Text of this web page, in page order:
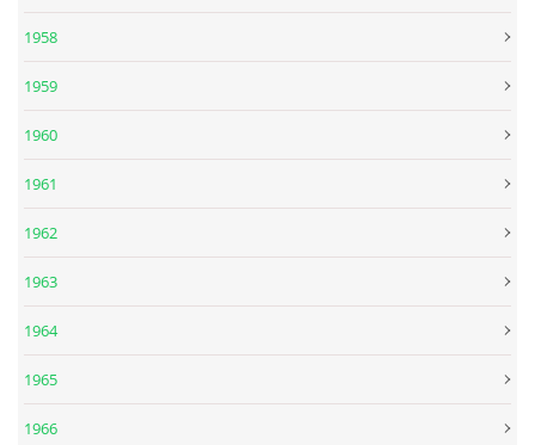
DISKOGRAFIE - EP
DISKOGRAFIE - EP III
DISKOGRAFIE - ALBA JINÁ
1958
1959
1960
1961
1962
1963
1964
1965
1966